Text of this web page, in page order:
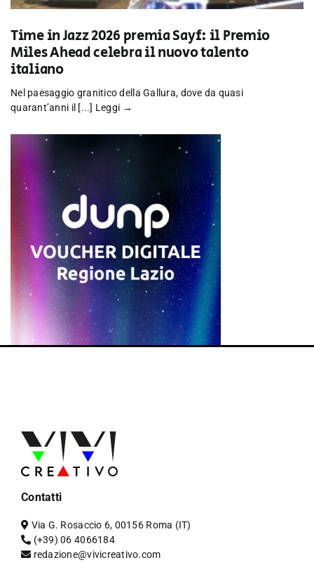
Time in Jazz 2026 premia Sayf: il Premio
Miles Ahead celebra il nuovo talento
italiano
Nel paesaggio granitico della Gallura, dove da quasi
quarant’anni il [...] Leggi →
Contatti
Via G. Rosaccio 6, 00156 Roma (IT)
(+39) 06 4066184
redazione@vivicreativo.com